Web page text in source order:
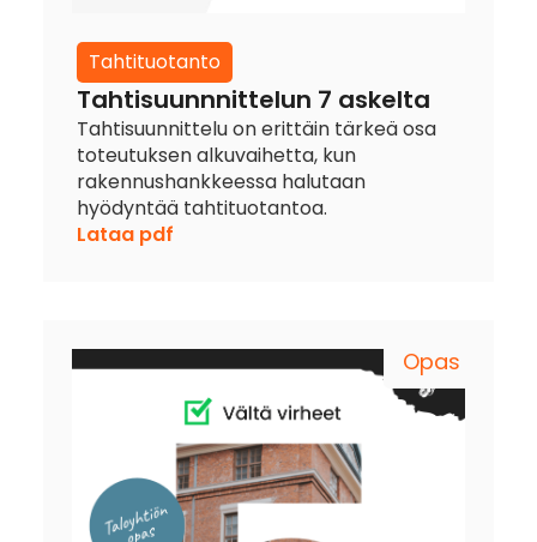
Tahtituotanto
Tahtisuunnnittelun 7 askelta
Tahtisuunnittelu on erittäin tärkeä osa
toteutuksen alkuvaihetta, kun
rakennushankkeessa halutaan
hyödyntää tahtituotantoa.
Lataa pdf
Opas